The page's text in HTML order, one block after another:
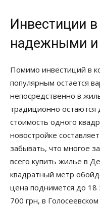
Инвестиции
надежными
Помимо инвестиций в
популярным остается
непосредственно в
традиционно остаются
стоимость одного
новостройке
забывать, что многое
всего купить жилье в
квадратный метр
цена поднимется до 18
700 грн, в